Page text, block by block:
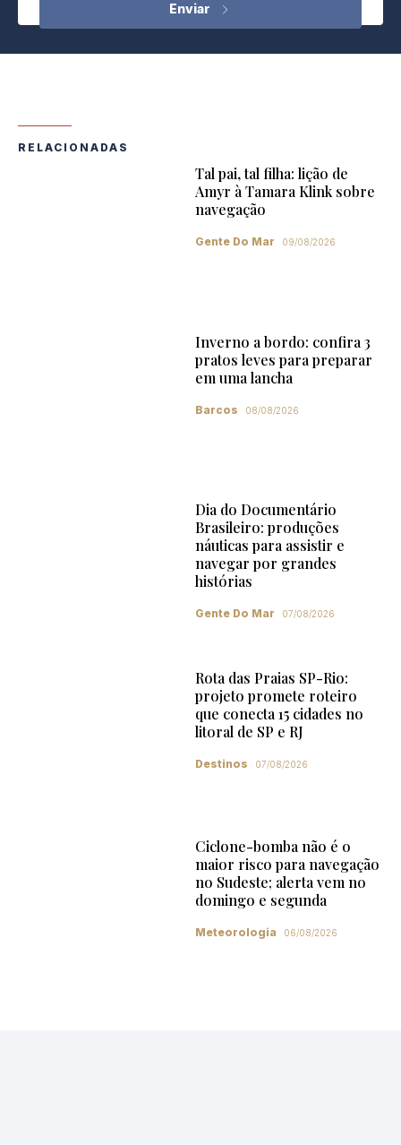
RELACIONADAS
Tal pai, tal filha: lição de
Amyr à Tamara Klink sobre
navegação
Gente Do Mar 09/08/2026
Inverno a bordo: confira 3
pratos leves para preparar
em uma lancha
Barcos 08/08/2026
Dia do Documentário
Brasileiro: produções
náuticas para assistir e
navegar por grandes
histórias
Gente Do Mar 07/08/2026
Rota das Praias SP-Rio:
projeto promete roteiro
que conecta 15 cidades no
litoral de SP e RJ
Destinos 07/08/2026
Ciclone-bomba não é o
maior risco para navegação
no Sudeste; alerta vem no
domingo e segunda
Meteorologia 06/08/2026